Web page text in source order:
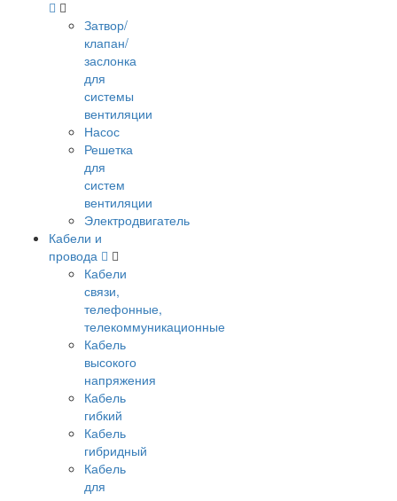
Затвор/
клапан/
заслонка
для
системы
вентиляции
Насос
Решетка
для
систем
вентиляции
Электродвигатель
Кабели и
провода
Кабели
связи,
телефонные,
телекоммуникационные
Кабель
высокого
напряжения
Кабель
гибкий
Кабель
гибридный
Кабель
для